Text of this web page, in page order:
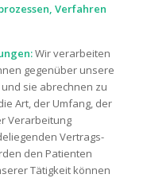
Verfahren
Wir verarbeiten
gegenüber unsere
sie abrechnen zu
Art, der Umfang, der
Verarbeitung
Vertrags-
den Patienten
Tätigkeit können